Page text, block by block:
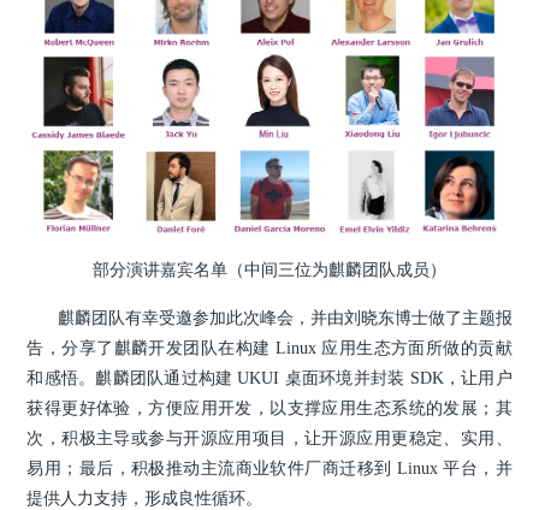
部分演讲嘉宾名单（中间三位为麒麟团队成员）
麒麟团队有幸受邀参加此次峰会，并由刘晓东博士做了主题报
告，分享了麒麟开发团队在构建 Linux 应用生态方面所做的贡献
和感悟。麒麟团队通过构建 UKUI 桌面环境并封装 SDK，让用户
获得更好体验，方便应用开发，以支撑应用生态系统的发展；其
次，积极主导或参与开源应用项目，让开源应用更稳定、实用、
易用；最后，积极推动主流商业软件厂商迁移到 Linux 平台，并
提供人力支持，形成良性循环。